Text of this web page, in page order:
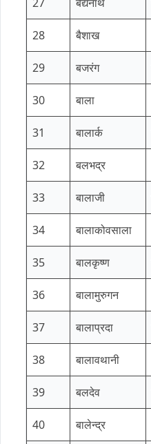
28 बैशाख
29 बजरंग
30 बाला
31 बालार्क
32 बलभद्र
33 बालाजी
34 बालाकोवसाला
35 बालकृष्ण
36 बालामुरुगन
37 बालाप्रदा
38 बालावथानी
39 बलदेव
40 बालेन्द्र